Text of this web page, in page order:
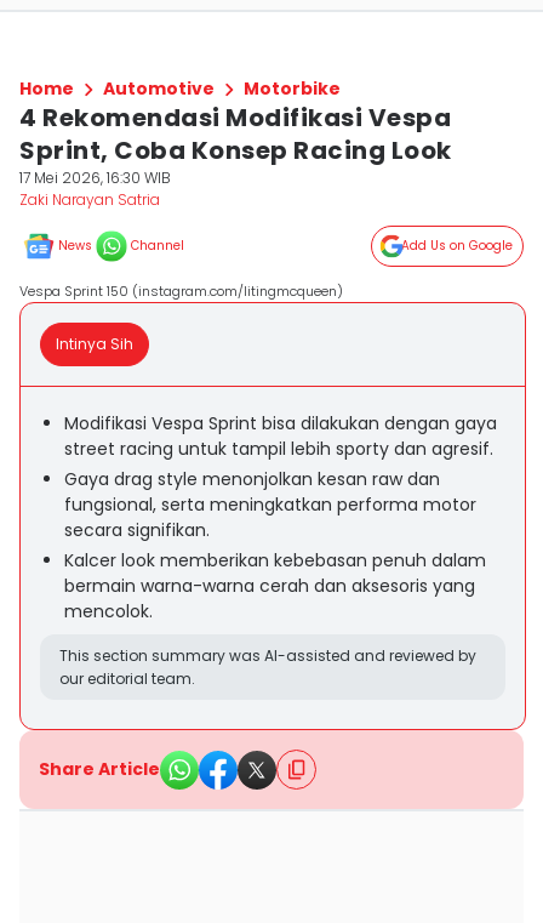
Home Automotive Motorbike
4 Rekomendasi Modifikasi Vespa
Sprint, Coba Konsep Racing Look
17 Mei 2026, 16:30 WIB
Zaki Narayan Satria
News Channel Add Us on Google
Vespa Sprint 150 (instagram.com/litingmcqueen)
Intinya Sih
Modifikasi Vespa Sprint bisa dilakukan dengan gaya
street racing untuk tampil lebih sporty dan agresif.
Gaya drag style menonjolkan kesan raw dan
fungsional, serta meningkatkan performa motor
secara signifikan.
Kalcer look memberikan kebebasan penuh dalam
bermain warna-warna cerah dan aksesoris yang
mencolok.
This section summary was AI-assisted and reviewed by
our editorial team.
Share Article